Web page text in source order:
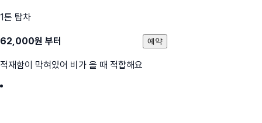
1톤 탑차
62,000원 부터
적재함이 막혀있어 비가 올 때 적합해요
예약